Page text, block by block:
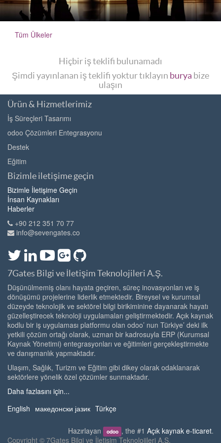
Tüm Ülkeler
Hiçbir iş teklifi bulunamadı
Şimdi yayınlanan iş teklifi yoktur tıklayın burya bize
ulaşın
Ürün & Hizmetlerimiz
İş Süreçleri Tasarımı
odoo Çözümleri Entegrasyonu
Destek
Eğitim
Bizimle iletişime geçin
Bizimle İletişime Geçin
İnsan Kaynakları
Haberler
+90 212 351 70 77
info@sevengates.co
7Gates Bilgi ve İletişim Teknolojileri A.Ş.
Düşünülmemiş olanı hayata geçiren, süreç inovasyonları ve iş
dönüşümü projelerine liderlik etmektedir. Bireysel ve kurumsal
düzeyde teknolojik ve sektörel bilgi birikiminine dayanarak hayatı
güzelleştirecek teknoloji uygulamaları geliştirmektedir. Açık kaynak
kodlu bir iş uygulaması platformu olan odoo’ nun Türkiye’ deki ilk
yetkili çözüm ortağı olarak, uzman bir kadrosuyla ERP (Kurumsal
Kaynak Yönetimi) entegrasyonları ve eğitimleri gerçekleştirmekte
ve danışmanlık yapmaktadır.
Ulaşım, Sağlık, Turizm ve Eğitim gibi dikey olarak odaklanarak
sektörlere yönelik özel çözümler sunmaktadır.
Daha fazlasını için...
English македонски јазик Türkçe
Hazırlayan odoo , the #1 Açık kaynak e-ticaret.
Copyright © 7Gates Bilgi ve İletişim Teknolojileri A.Ş.